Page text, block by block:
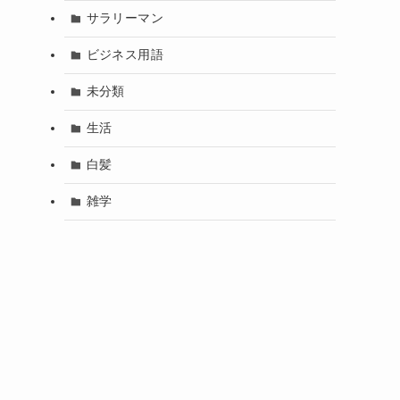
サラリーマン
ビジネス用語
未分類
生活
白髪
雑学